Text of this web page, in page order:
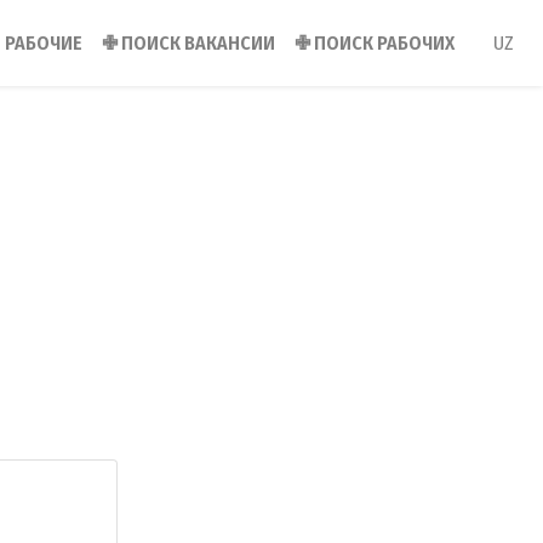
РАБОЧИЕ ✙ПОИСК ВАКАНСИИ ✙ПОИСК РАБОЧИХ UZ